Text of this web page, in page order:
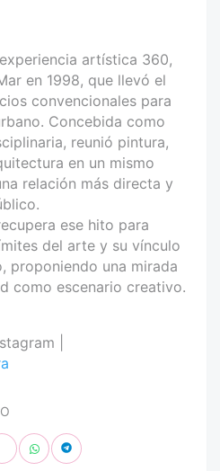
artística 360,
en 1998, que llevó el
convencionales para
Concebida como
reunió pintura,
en un mismo
relación más directa y
ese hito para
del arte y su vínculo
proponiendo una mirada
como escenario creativo.
|